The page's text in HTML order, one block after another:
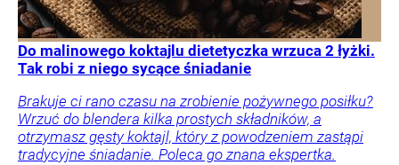
Do malinowego koktajlu dietetyczka wrzuca 2 łyżki.
Tak robi z niego sycące śniadanie
Brakuje ci rano czasu na zrobienie pożywnego posiłku?
Wrzuć do blendera kilka prostych składników, a
otrzymasz gęsty koktajl, który z powodzeniem zastąpi
tradycyjne śniadanie. Poleca go znana ekspertka.